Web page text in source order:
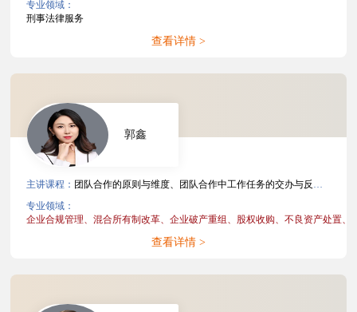
专业领域：
刑事法律服务
查看详情 >
主讲课程： 团队合作的原则与维度、团队合作中工作任务的交办与反馈、团队合作中错误或批评的处理、非诉项目文件管理、争议解决案件文件管理
专业领域：
企业合规管理、混合所有制改革、企业破产重组、 股权收购、不良资产处置、
查看详情 >
郭鑫